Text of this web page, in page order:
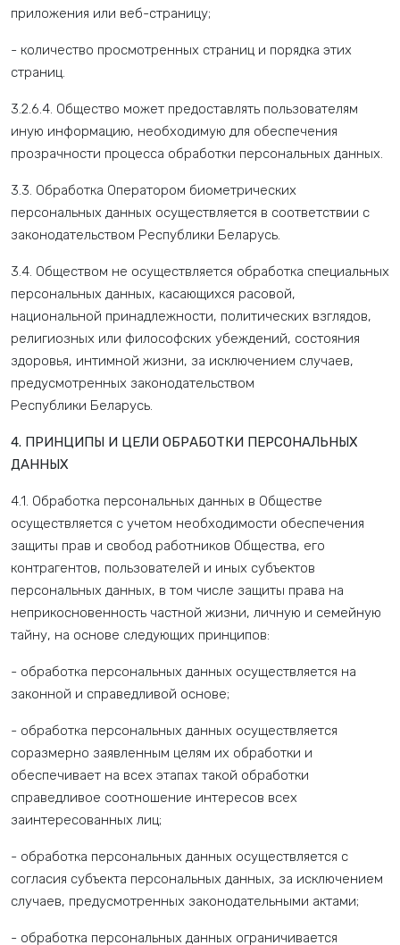
приложения или веб-страницу;
- количество просмотренных страниц и порядка этих
страниц.
3.2.6.4. Общество может предоставлять пользователям
иную информацию, необходимую для обеспечения
прозрачности процесса обработки персональных данных.
3.3. Обработка Оператором биометрических
персональных данных осуществляется в соответствии с
законодательством Республики Беларусь.
3.4. Обществом не осуществляется обработка специальных
персональных данных, касающихся расовой,
национальной принадлежности, политических взглядов,
религиозных или философских убеждений, состояния
здоровья, интимной жизни, за исключением случаев,
предусмотренных законодательством
Республики Беларусь.
4. ПРИНЦИПЫ И ЦЕЛИ ОБРАБОТКИ ПЕРСОНАЛЬНЫХ
ДАННЫХ
4.1. Обработка персональных данных в Обществе
осуществляется с учетом необходимости обеспечения
защиты прав и свобод работников Общества, его
контрагентов, пользователей и иных субъектов
персональных данных, в том числе защиты права на
неприкосновенность частной жизни, личную и семейную
тайну, на основе следующих принципов:
- обработка персональных данных осуществляется на
законной и справедливой основе;
- обработка персональных данных осуществляется
соразмерно заявленным целям их обработки и
обеспечивает на всех этапах такой обработки
справедливое соотношение интересов всех
заинтересованных лиц;
- обработка персональных данных осуществляется с
согласия субъекта персональных данных, за исключением
случаев, предусмотренных законодательными актами;
- обработка персональных данных ограничивается